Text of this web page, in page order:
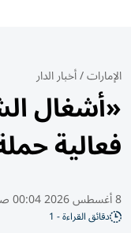
الإمارات/أخبار الدار
«أشغال
فعالية
8 أغسطس 2026 00:04 صباحًا
دقائق القراءة - 1